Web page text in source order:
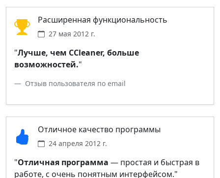
Расширенная функциональность
27 мая 2012 г.
"Лучше, чем CCleaner, больше
возможностей."
Отзыв пользователя по email
Отличное качество программы
24 апреля 2012 г.
"Отличная программа — простая и быстрая в
работе, с очень понятным интерфейсом."